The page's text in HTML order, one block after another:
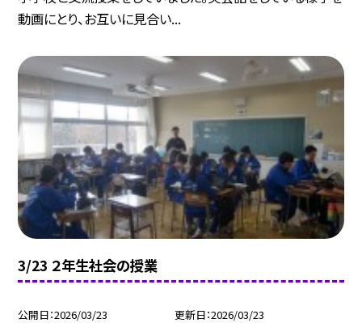
動画にとり、お互いに見合い...
3/23 ２年生社会の授業
公開日 2026/03/23 更新日 2026/03/23